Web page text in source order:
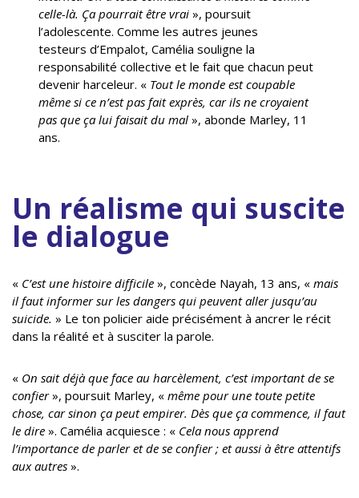
celle-là. Ça pourrait être vrai », poursuit
l’adolescente. Comme les autres jeunes
testeurs d’Empalot, Camélia souligne la
responsabilité collective et le fait que chacun peut
devenir harceleur. « Tout le monde est coupable
même si ce n’est pas fait exprès, car ils ne croyaient
pas que ça lui faisait du mal », abonde Marley, 11
ans.
Un réalisme qui suscite
le dialogue
« C’est une histoire difficile », concède Nayah, 13 ans, « mais
il faut informer sur les dangers qui peuvent aller jusqu’au
suicide. » Le ton policier aide précisément à ancrer le récit
dans la réalité et à susciter la parole.
« On sait déjà que face au harcèlement, c’est important de se
confier», poursuit Marley, « même pour une toute petite
chose, car sinon ça peut empirer. Dès que ça commence, il faut
le dire ». Camélia acquiesce : « Cela nous apprend
l’importance de parler et de se confier ; et aussi à être attentifs
aux autres ».